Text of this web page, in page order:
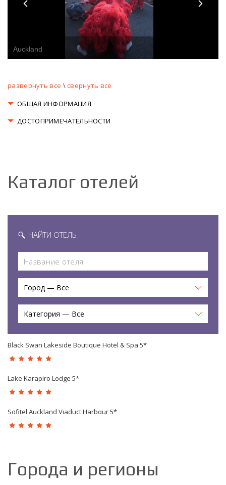
развернуть все \свернуть все
ОБЩАЯ ИНФОРМАЦИЯ
ДОСТОПРИМЕЧАТЕЛЬНОСТИ
Каталог отелей
НАЙТИ ОТЕЛЬ
Город — Все
Категория — Все
Black Swan Lakeside Boutique Hotel & Spa 5*
Lake Karapiro Lodge 5*
Sofitel Auckland Viaduct Harbour 5*
Города и регионы